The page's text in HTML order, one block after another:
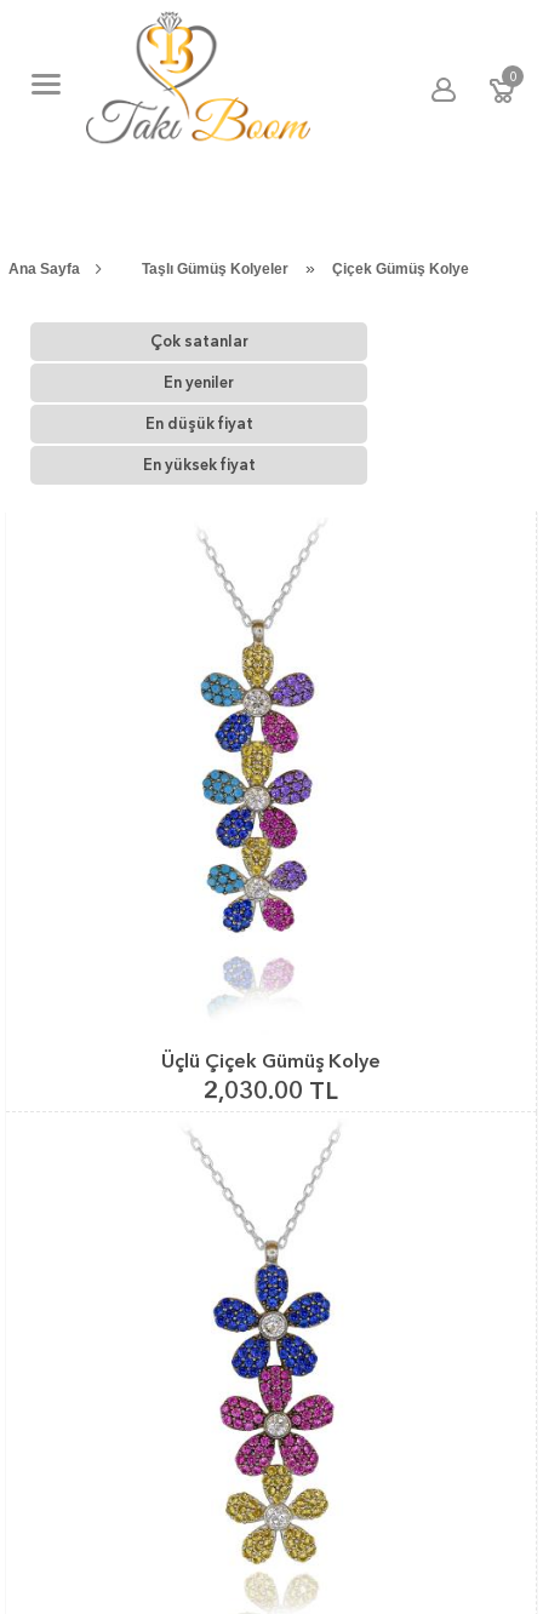
0
Ana Sayfa Taşlı Gümüş Kolyeler » Çiçek Gümüş Kolye
Çok satanlar
En yeniler
En düşük fiyat
En yüksek fiyat
Üçlü Çiçek Gümüş Kolye
2,030.00 TL